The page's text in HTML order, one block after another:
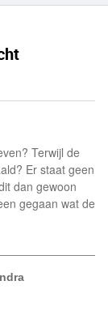
Terwijl de
Er staat geen
dan gewoon
gegaan wat de